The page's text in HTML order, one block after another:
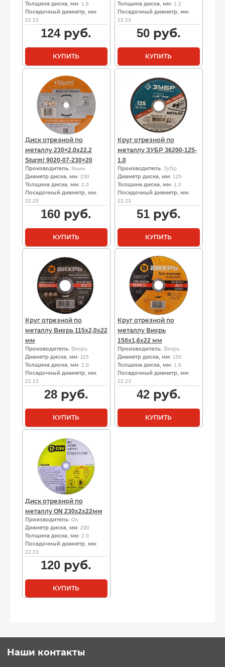
Толщина диска, мм: 1.6
Посадочный диаметр, мм:
22.23
124руб.
КУПИТЬ
Толщина диска, мм: 1.2
Посадочный диаметр, мм:
22.23
50руб.
КУПИТЬ
Диск отрезной по
металлу 230×2.0x22.2
Sturm! 9020-07-230×20
Производитель: Sturm
Диаметр диска, мм: 230
Толщина диска, мм: 2.0
Посадочный диаметр, мм:
22.23
160 руб.
КУПИТЬ
Круг отрезной по
металлу ЗУБР 36200-125-
1.0
Производитель: Зубр
Диаметр диска, мм: 125
Толщина диска, мм: 1.0
Посадочный диаметр, мм:
22.23
51руб.
КУПИТЬ
Круг отрезной по
металлу Вихрь 115х2,0х22
мм
Производитель: Вихрь
Диаметр диска, мм: 115
Толщина диска, мм: 2.0
Посадочный диаметр, мм:
22.23
28руб.
КУПИТЬ
Круг отрезной по
металлу Вихрь
150х1,6х22 мм
Производитель: Вихрь
Диаметр диска, мм: 150
Толщина диска, мм: 1.6
Посадочный диаметр, мм:
22.23
42руб.
КУПИТЬ
Диск отрезной по
металлу ON 230х2х22мм
Производитель: On
Диаметр диска, мм: 230
Толщина диска, мм: 2.0
Посадочный диаметр, мм:
22.23
120 руб.
КУПИТЬ
Наши контакты